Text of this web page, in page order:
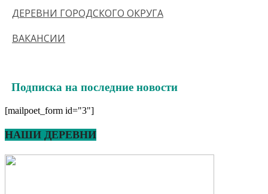
ДЕРЕВНИ ГОРОДСКОГО ОКРУГА
ВАКАНСИИ
Подписка на последние новости
[mailpoet_form id="3"]
НАШИ ДЕРЕВНИ